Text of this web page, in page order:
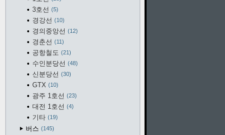
3호선 5
경강선 10
경의중앙선 12
경춘선 11
공항철도 21
수인분당선 48
신분당선 30
GTX 10
광주 1호선 23
대전 1호선 4
기타 19
버스 145